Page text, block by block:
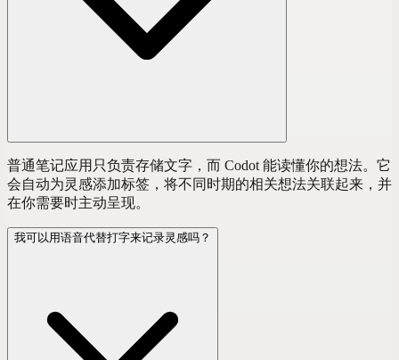
普通笔记应用只负责存储文字，而 Codot 能读懂你的想法。它
会自动为灵感添加标签，将不同时期的相关想法关联起来，并
在你需要时主动呈现。
我可以用语音代替打字来记录灵感吗？